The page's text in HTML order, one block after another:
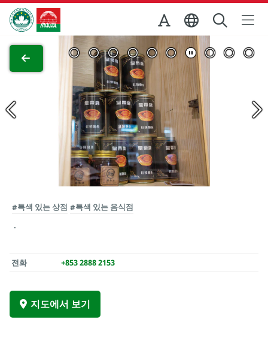
Skip to Main Content
마카오정부관광청
전체 이미지 보기
#특색 있는 상점 #특색 있는 음식점
전화 +853 2888 2153
지도에서 보기